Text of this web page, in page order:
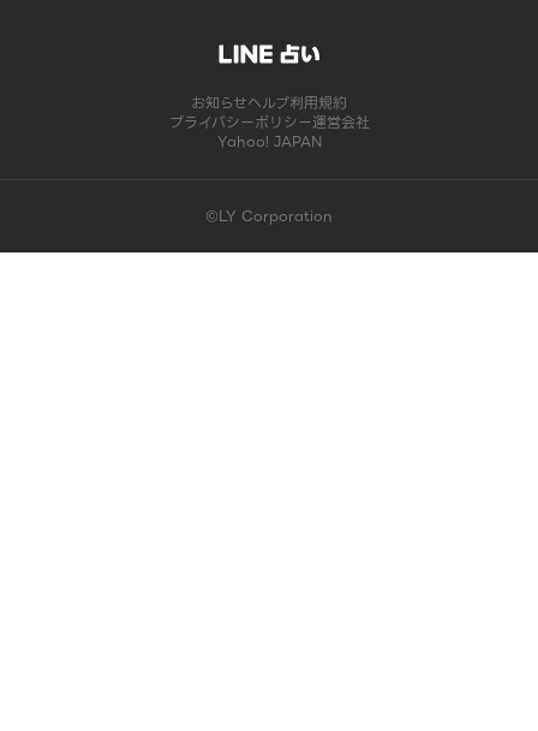
お知らせヘルプ利用規約
プライバシーポリシー運営会社
Yahoo! JAPAN
©LY Corporation
このコンテンツは掲載が終了しました | LINE占い